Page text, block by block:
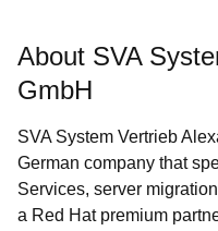
About SVA
GmbH
SVA System Vertrieb
German company that
Services, server
a Red Hat premium